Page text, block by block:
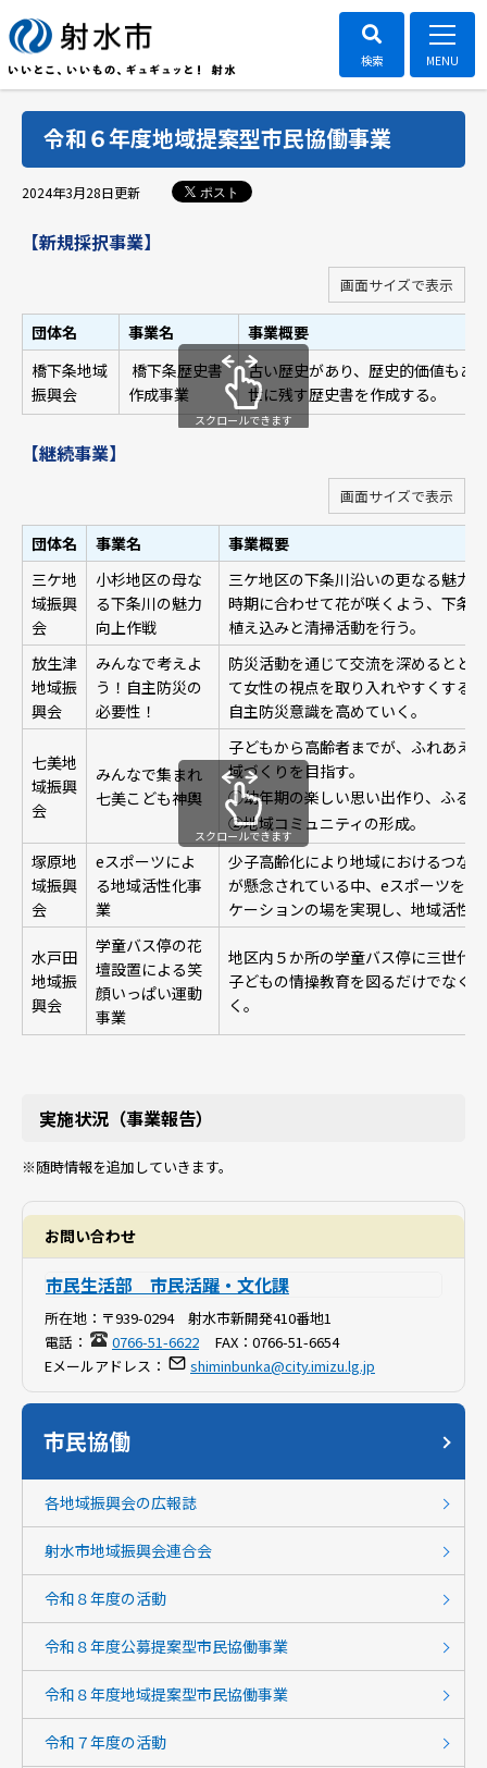
令和６年度地域提案型市民協働事業
2024年3月28日更新 ポスト
【新規採択事業】
画面サイズで表示
団体名 事業名
事業概要
橋下条地域
振興会
橋下条歴史書
作成事業
古い歴史があり、歴史的価値もあ
世に残す歴史書を作成する。
スクロールできます
【継続事業】
画面サイズで表示
団体名 事業名
事業概要
三ケ地
域振興
会
小杉地区の母な
る下条川の魅力
向上作戦
三ケ地区の下条川沿いの更なる魅力
時期に合わせて花が咲くよう、下条
植え込みと清掃活動を行う。
放生津
地域振
興会
みんなで考えよ
う！自主防災の
必要性！
防災活動を通じて交流を深めるとと
て女性の視点を取り入れやすくする
自主防災意識を高めていく。
七美地
域振興
会
みんなで集まれ
七美こども神輿
子どもから高齢者までが、ふれあえ
域づくりを目指す。
①幼年期の楽しい思い出作り、ふる
②地域コミュニティの形成。
塚原地
域振興
会
eスポーツによ
る地域活性化事
業
少子高齢化により地域におけるつな
が懸念されている中、eスポーツを
ケーションの場を実現し、地域活性
水戸田
地域振
興会
学童バス停の花
壇設置による笑
顔いっぱい運動
事業
地区内５か所の学童バス停に三世代
子どもの情操教育を図るだけでなく
く。
スクロールできます
実施状況（事業報告）
※随時情報を追加していきます。
お問い合わせ
市民生活部 市民活躍・文化課
所在地： 〒939-0294 射水市新開発410番地1
電話：
0766-51-6622 FAX： 0766-51-6654
Eメールアドレス：
shiminbunka@city.imizu.lg.jp
市民協働
各地域振興会の広報誌
射水市地域振興会連合会
令和８年度の活動
令和８年度公募提案型市民協働事業
令和８年度地域提案型市民協働事業
令和７年度の活動